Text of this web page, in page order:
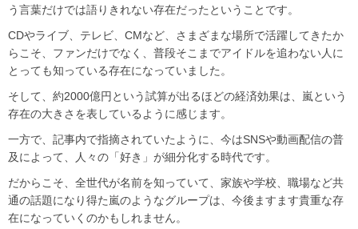
う言葉だけでは語りきれない存在だったということです。
CDやライブ、テレビ、CMなど、さまざまな場所で活躍してきたか
らこそ、ファンだけでなく、普段そこまでアイドルを追わない人に
とっても知っている存在になっていました。
そして、約2000億円という試算が出るほどの経済効果は、嵐という
存在の大きさを表しているように感じます。
一方で、記事内で指摘されていたように、今はSNSや動画配信の普
及によって、人々の「好き」が細分化する時代です。
だからこそ、全世代が名前を知っていて、家族や学校、職場など共
通の話題になり得た嵐のようなグループは、今後ますます貴重な存
在になっていくのかもしれません。